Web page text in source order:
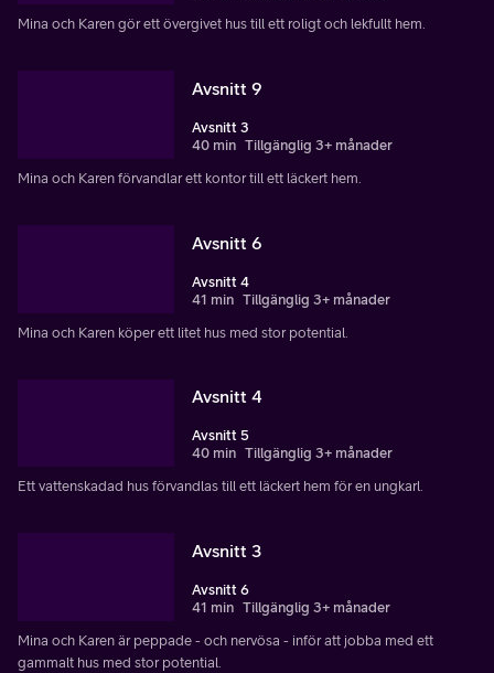
Mina och Karen gör ett övergivet hus till ett roligt och lekfullt hem.
Avsnitt 9
Avsnitt 3
40 min Tillgänglig 3+ månader
Mina och Karen förvandlar ett kontor till ett läckert hem.
Avsnitt 6
Avsnitt 4
41 min Tillgänglig 3+ månader
Mina och Karen köper ett litet hus med stor potential.
Avsnitt 4
Avsnitt 5
40 min Tillgänglig 3+ månader
Ett vattenskadad hus förvandlas till ett läckert hem för en ungkarl.
Avsnitt 3
Avsnitt 6
41 min Tillgänglig 3+ månader
Mina och Karen är peppade - och nervösa - inför att jobba med ett
gammalt hus med stor potential.